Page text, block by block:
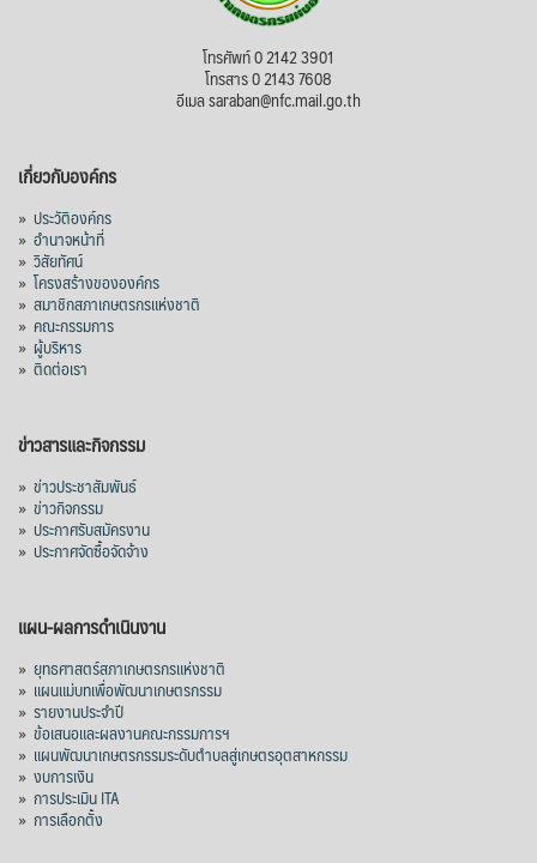
โทรศัพท์ 0 2142 3901
โทรสาร 0 2143 7608
อีเมล saraban@nfc.mail.go.th
เกี่ยวกับองค์กร
» ประวัติองค์กร
» อำนาจหน้าที่
» วิสัยทัศน์
» โครงสร้างขององค์กร
» สมาชิกสภาเกษตรกรแห่งชาติ
» คณะกรรมการ
» ผู้บริหาร
» ติดต่อเรา
ข่าวสารและกิจกรรม
» ข่าวประชาสัมพันธ์
» ข่าวกิจกรรม
» ประกาศรับสมัครงาน
» ประกาศจัดซื้อจัดจ้าง
แผน-ผลการดำเนินงาน
» ยุทธศาสตร์สภาเกษตรกรแห่งชาติ
» แผนแม่บทเพื่อพัฒนาเกษตรกรรม
» รายงานประจำปี
» ข้อเสนอและผลงานคณะกรรมการฯ
» แผนพัฒนาเกษตรกรรมระดับตำบลสู่เกษตรอุตสาหกรรม
» งบการเงิน
» การประเมิน ITA
» การเลือกตั้ง